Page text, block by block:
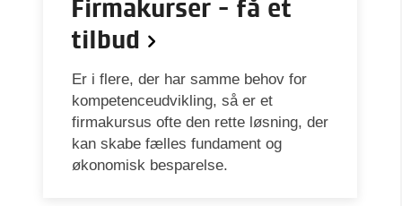
Firmakurser - få et
tilbud
Er i flere, der har samme behov for
kompetenceudvikling, så er et
firmakursus ofte den rette løsning, der
kan skabe fælles fundament og
økonomisk besparelse.